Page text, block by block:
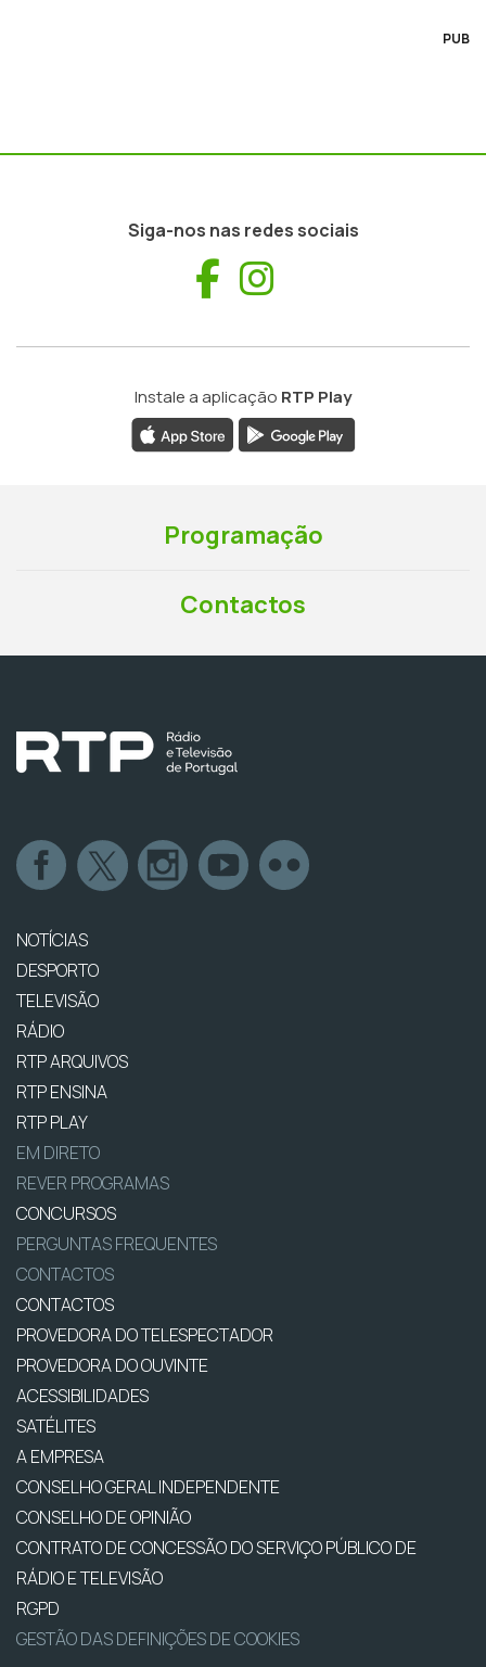
PUB
Siga-nos nas redes sociais
Facebook
Instale a aplicação RTP Play
Programação
Contactos
NOTÍCIAS
DESPORTO
TELEVISÃO
RÁDIO
RTP ARQUIVOS
RTP ENSINA
RTP PLAY
EM DIRETO
REVER PROGRAMAS
CONCURSOS
PERGUNTAS FREQUENTES
CONTACTOS
CONTACTOS
PROVEDORA DO TELESPECTADOR
PROVEDORA DO OUVINTE
ACESSIBILIDADES
SATÉLITES
A EMPRESA
CONSELHO GERAL INDEPENDENTE
CONSELHO DE OPINIÃO
CONTRATO DE CONCESSÃO DO SERVIÇO PÚBLICO DE
RÁDIO E TELEVISÃO
RGPD
GESTÃO DAS DEFINIÇÕES DE COOKIES